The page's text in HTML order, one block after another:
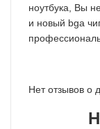
ноутбука, Вы
и новый bga
Нет отзывов о